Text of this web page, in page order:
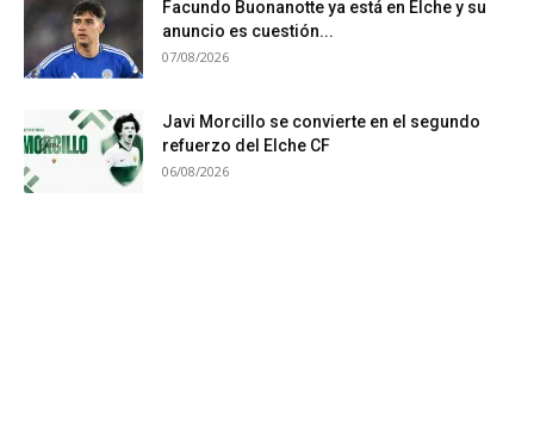
Facundo Buonanotte ya está en Elche y su
anuncio es cuestión...
07/08/2026
Javi Morcillo se convierte en el segundo
refuerzo del Elche CF
06/08/2026